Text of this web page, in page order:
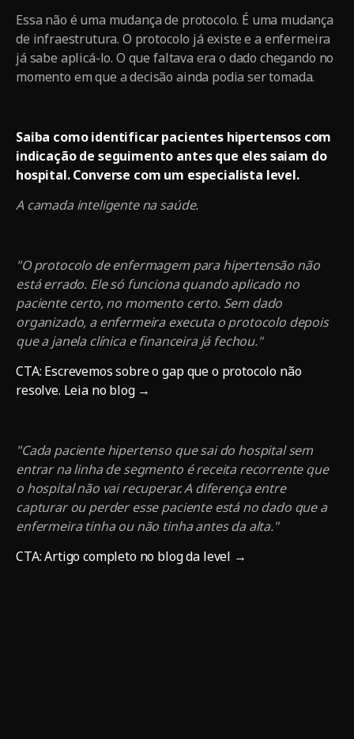
Essa não é uma mudança de protocolo. É uma mudança
de infraestrutura. O protocolo já existe e a enfermeira
já sabe aplicá-lo. O que faltava era o dado chegando no
momento em que a decisão ainda podia ser tomada.
Saiba como identificar pacientes hipertensos com
indicação de seguimento antes que eles saiam do
hospital. Converse com um especialista level.
A camada inteligente na saúde.
"O protocolo de enfermagem para hipertensão não
está errado. Ele só funciona quando aplicado no
paciente certo, no momento certo. Sem dado
organizado, a enfermeira executa o protocolo depois
que a janela clínica e financeira já fechou."
CTA: Escrevemos sobre o gap que o protocolo não
resolve. Leia no blog →
"Cada paciente hipertenso que sai do hospital sem
entrar na linha de segmento é receita recorrente que
o hospital não vai recuperar. A diferença entre
capturar ou perder esse paciente está no dado que a
enfermeira tinha ou não tinha antes da alta."
CTA: Artigo completo no blog da level →